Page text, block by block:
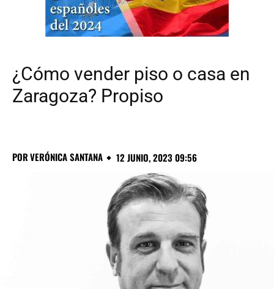
¿Cómo vender piso o casa en
Zaragoza? Propiso
PORVERÓNICA SANTANA 12 JUNIO, 2023 09:56